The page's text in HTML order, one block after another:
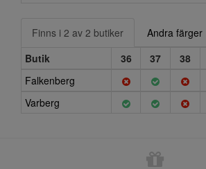
Finns i 2 av 2 butiker
Andra färger
Butik
36 37 38
Falkenberg
Varberg